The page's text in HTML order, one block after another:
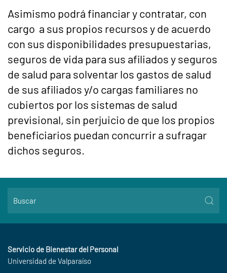
Asimismo podrá financiar y contratar, con
cargo a sus propios recursos y de acuerdo
con sus disponibilidades presupuestarias,
seguros de vida para sus afiliados y seguros
de salud para solventar los gastos de salud
de sus afiliados y/o cargas familiares no
cubiertos por los sistemas de salud
previsional, sin perjuicio de que los propios
beneficiarios puedan concurrir a sufragar
dichos seguros.
Servicio de Bienestar del Personal
Universidad de Valparaíso